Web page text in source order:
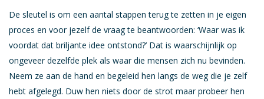
De sleutel is om een aantal stappen terug te zetten in je eigen
proces en voor jezelf de vraag te beantwoorden: ‘Waar was ik
voordat dat briljante idee ontstond?’ Dat is waarschijnlijk op
ongeveer dezelfde plek als waar die mensen zich nu bevinden.
Neem ze aan de hand en begeleid hen langs de weg die je zelf
hebt afgelegd. Duw hen niets door de strot maar probeer hen